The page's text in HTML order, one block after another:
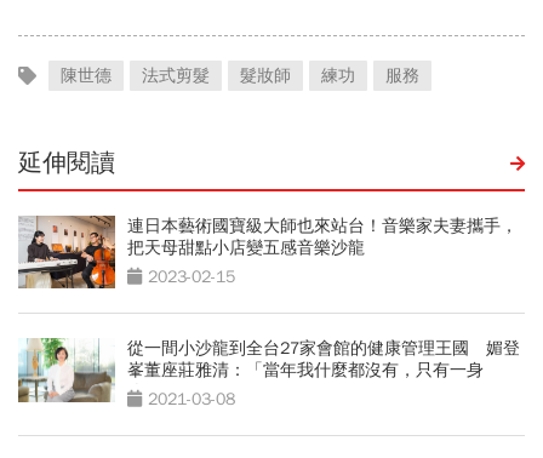
陳世德 法式剪髮 髮妝師 練功 服務
延伸閱讀
連日本藝術國寶級大師也來站台！音樂家夫妻攜手，
把天母甜點小店變五感音樂沙龍
2023-02-15
從一間小沙龍到全台27家會館的健康管理王國 媚登
峯董座莊雅清：「當年我什麼都沒有，只有一身
膽！」
2021-03-08